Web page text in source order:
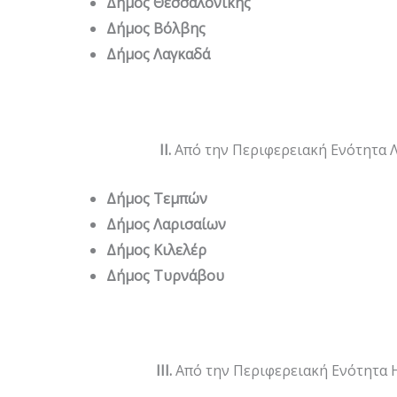
Δήμος Βόλβης
Δήμος Λαγκαδά
ΙI.Από την Περιφερειακή Ενότητα
Δήμος Τεμπών
Δήμος Λαρισαίων
Δήμος Κιλελέρ
Δήμος Τυρνάβου
IΙI.Από την Περιφερειακή Ενότητα